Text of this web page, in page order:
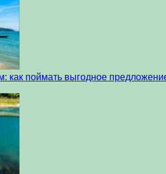
как поймать выгодное